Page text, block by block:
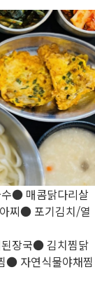
● 매콤닭다리살
찌● 포기김치/열
장국● 김치찜닭
● 자연식물야채찜